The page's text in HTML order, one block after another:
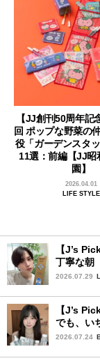
【JJ創刊50周年記
回 ポップな野菜の
役「ガーデンスタ
11選：前編【JJ昭
園】
2026.04.01
LIFE STYLE
【J’s
丁寧な朝
2026.07.29
【J’s
でも、い
ン夏の必
2026.07.24